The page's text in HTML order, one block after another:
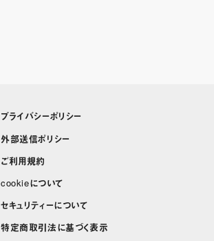
プライバシーポリシー
外部送信ポリシー
ご利用規約
cookieについて
セキュリティーについて
特定商取引法に基づく表示